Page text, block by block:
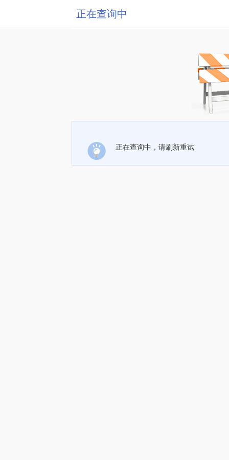
正在查询中
正在查询中，请刷新重试